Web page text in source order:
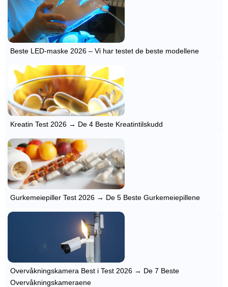
Beste LED-maske 2026 – Vi har testet de beste modellene
Kreatin Test 2026 → De 4 Beste Kreatintilskudd
Gurkemeiepiller Test 2026 → De 5 Beste Gurkemeiepillene
Overvåkningskamera Best i Test 2026 → De 7 Beste
Overvåkningskameraene